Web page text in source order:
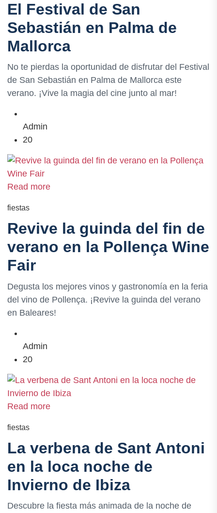
El Festival de San
Sebastián en Palma de
Mallorca
No te pierdas la oportunidad de disfrutar del Festival
de San Sebastián en Palma de Mallorca este
verano. ¡Vive la magia del cine junto al mar!
Admin
20
Read more
fiestas
Revive la guinda del fin de
verano en la Pollença Wine
Fair
Degusta los mejores vinos y gastronomía en la feria
del vino de Pollença. ¡Revive la guinda del verano
en Baleares!
Admin
20
Read more
fiestas
La verbena de Sant Antoni
en la loca noche de
Invierno de Ibiza
Descubre la fiesta más animada de la noche de